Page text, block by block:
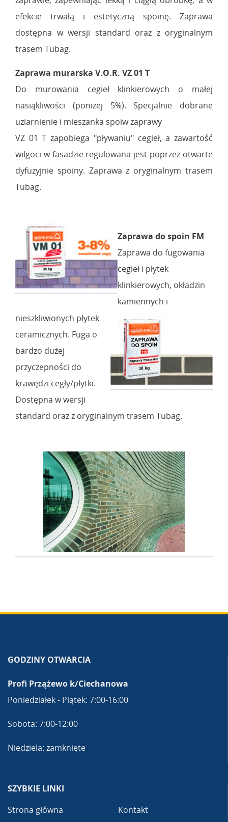
efekcie trwałą i estetyczną spoinę. Zaprawa
dostępna w wersji standard oraz z oryginalnym
trasem Tubag.
Zaprawa murarska V.O.R. VZ 01 T
Do murowania cegieł klinkierowych o małej
nasiąkliwości (poniżej 5%). Specjalnie dobrane
uziarnienie i mieszanka spoiw zaprawy
VZ 01 T zapobiega "pływaniu" cegieł, a zawartość
wilgoci w fasadzie regulowana jest poprzez otwarte
dyfuzyjnie spoiny. Zaprawa z oryginalnym trasem
Tubag.
Zaprawa do spoin FM
Zaprawa do fugowania
cegieł i płytek
klinkierowych, okładzin
kamiennych i
nieszkliwionych płytek
ceramicznych. Fuga o
bardzo dużej
przyczepności do
krawędzi cegły/płytki.
Dostępna w wersji
standard oraz z oryginalnym trasem Tubag.
GODZINY OTWARCIA
Profi Przążewo k/Ciechanowa
Poniedziałek - Piątek: 7:00-16:00
Sobota: 7:00-12:00
Niedziela: zamknięte
SZYBKIE LINKI
Strona główna
Kontakt